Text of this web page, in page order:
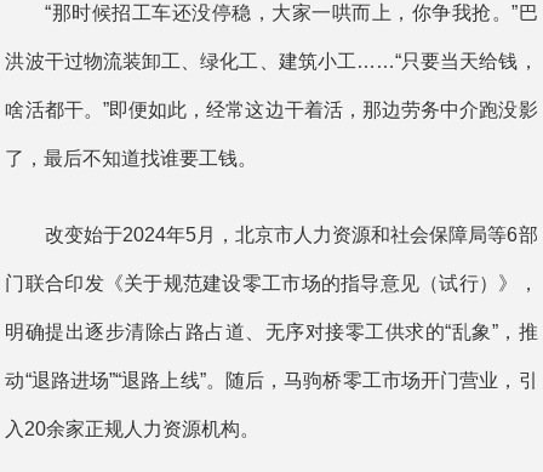
“那时候招工车还没停稳，大家一哄而上，你争我抢。”巴
洪波干过物流装卸工、绿化工、建筑小工……“只要当天给钱，
啥活都干。”即便如此，经常这边干着活，那边劳务中介跑没影
了，最后不知道找谁要工钱。
改变始于2024年5月，北京市人力资源和社会保障局等6部
门联合印发《关于规范建设零工市场的指导意见（试行）》，
明确提出逐步清除占路占道、无序对接零工供求的“乱象”，推
动“退路进场”“退路上线”。随后，马驹桥零工市场开门营业，引
入20余家正规人力资源机构。